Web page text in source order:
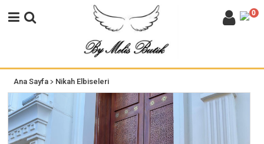
0
Ana Sayfa> Nikah Elbiseleri